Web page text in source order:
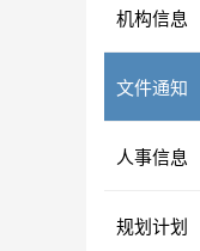
机构信息
文件通知
人事信息
规划计划